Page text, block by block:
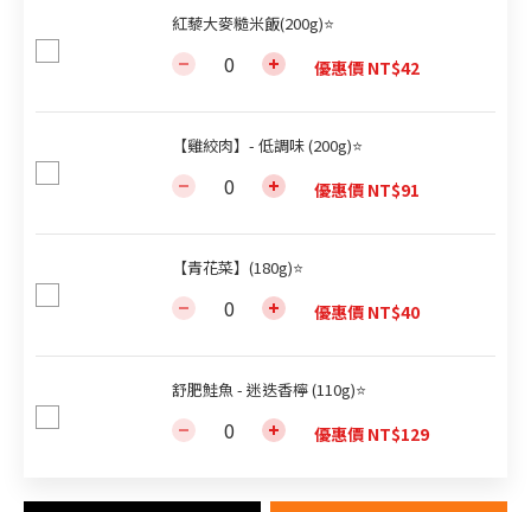
紅藜大麥糙米飯(200g)⭐
優惠價 NT$42
【雞絞肉】- 低調味 (200g)⭐
優惠價 NT$91
【青花菜】(180g)⭐
優惠價 NT$40
舒肥鮭魚 - 迷迭香檸 (110g)⭐
優惠價 NT$129